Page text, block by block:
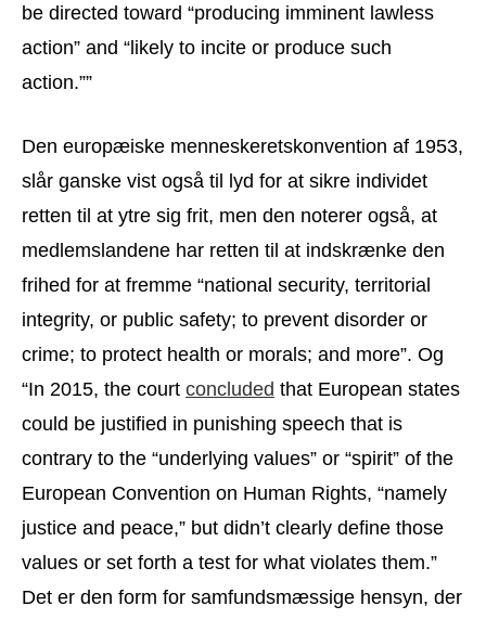
be directed toward “producing imminent lawless
action” and “likely to incite or produce such
action.””
Den europæiske menneskeretskonvention af 1953,
slår ganske vist også til lyd for at sikre individet
retten til at ytre sig frit, men den noterer også, at
medlemslandene har retten til at indskrænke den
frihed for at fremme “national security, territorial
integrity, or public safety; to prevent disorder or
crime; to protect health or morals; and more”. Og
“In 2015, the court concluded that European states
could be justified in punishing speech that is
contrary to the “underlying values” or “spirit” of the
European Convention on Human Rights, “namely
justice and peace,” but didn’t clearly define those
values or set forth a test for what violates them.”
Det er den form for samfundsmæssige hensyn, der